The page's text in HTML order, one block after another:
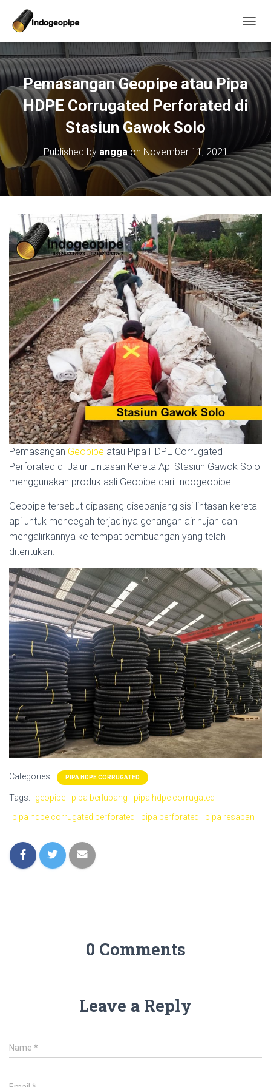
O
G
G
L
E
N
A
G
A
T
I
O
Pemasangan Geopipe atau Pipa
HDPE Corrugated Perforated di
Stasiun Gawok Solo
Published by anggaon November 11, 2021
Pemasangan Geopipe atau Pipa HDPE Corrugated
Perforated di Jalur Lintasan Kereta Api Stasiun Gawok Solo
menggunakan produk asli Geopipe dari Indogeopipe.
Geopipe tersebut dipasang disepanjang sisi lintasan kereta
api untuk mencegah terjadinya genangan air hujan dan
mengalirkannya ke tempat pembuangan yang telah
ditentukan.
Categories: PIPA HDPE CORRUGATED
Tags: geopipe pipa berlubang
pipa hdpe corrugated
pipa hdpe corrugated perforated
pipa perforated pipa resapan
0 Comments
Leave a Reply
Name *